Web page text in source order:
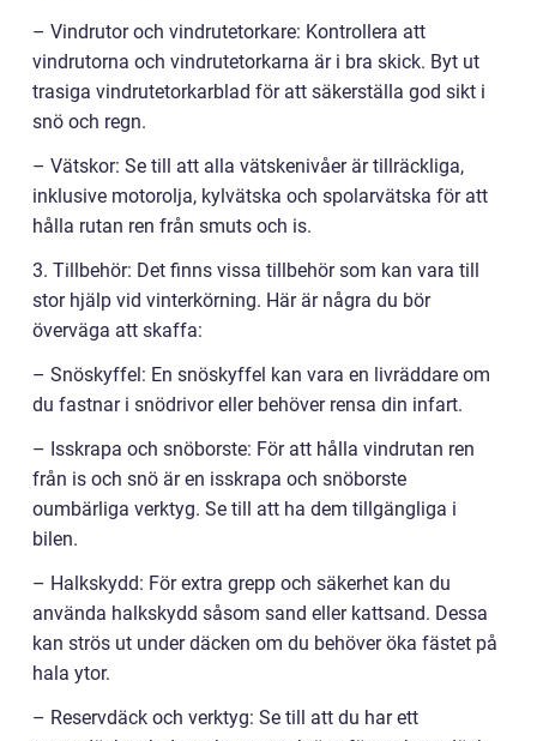
– Vindrutor och vindrutetorkare: Kontrollera att
vindrutorna och vindrutetorkarna är i bra skick. Byt ut
trasiga vindrutetorkarblad för att säkerställa god sikt i
snö och regn.
– Vätskor: Se till att alla vätskenivåer är tillräckliga,
inklusive motorolja, kylvätska och spolarvätska för att
hålla rutan ren från smuts och is.
3. Tillbehör: Det finns vissa tillbehör som kan vara till
stor hjälp vid vinterkörning. Här är några du bör
överväga att skaffa:
– Snöskyffel: En snöskyffel kan vara en livräddare om
du fastnar i snödrivor eller behöver rensa din infart.
– Isskrapa och snöborste: För att hålla vindrutan ren
från is och snö är en isskrapa och snöborste
oumbärliga verktyg. Se till att ha dem tillgängliga i
bilen.
– Halkskydd: För extra grepp och säkerhet kan du
använda halkskydd såsom sand eller kattsand. Dessa
kan strös ut under däcken om du behöver öka fästet på
hala ytor.
– Reservdäck och verktyg: Se till att du har ett